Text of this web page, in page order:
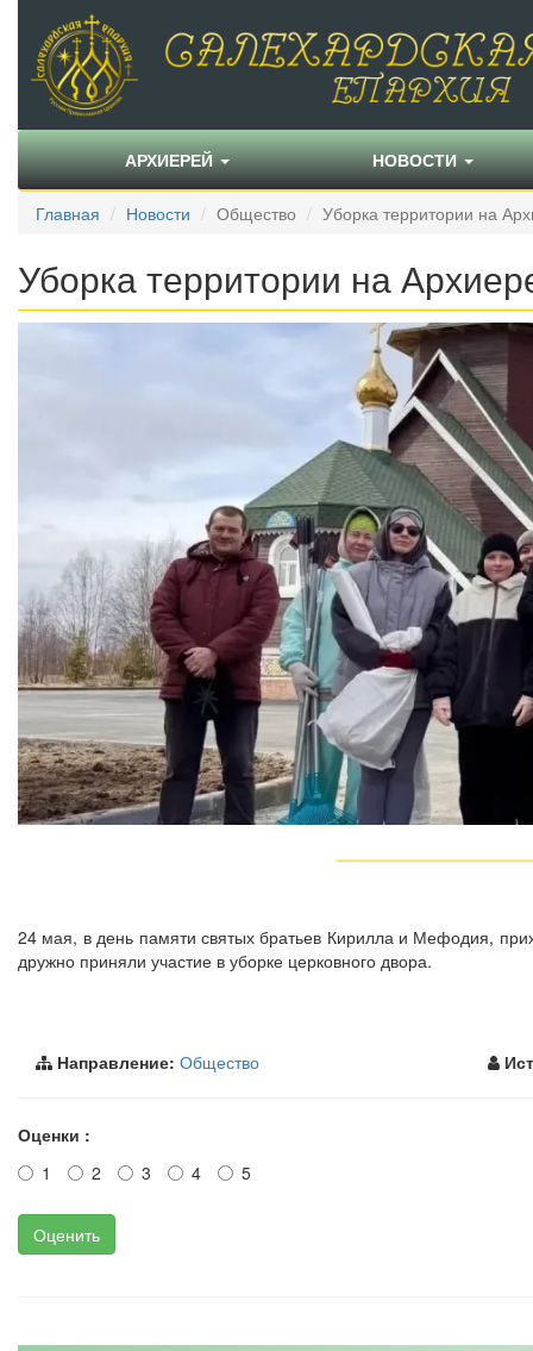
АРХИЕРЕЙ НОВОСТИ
Главная Новости Общество Уборка территории на
Уборка территории на
24 мая, в день памяти святых братьев Кирилла и Мефодия,
дружно приняли участие в уборке церковного двора.
Направление: Общество
Оценки :
1
2 3 4 5
Оценить